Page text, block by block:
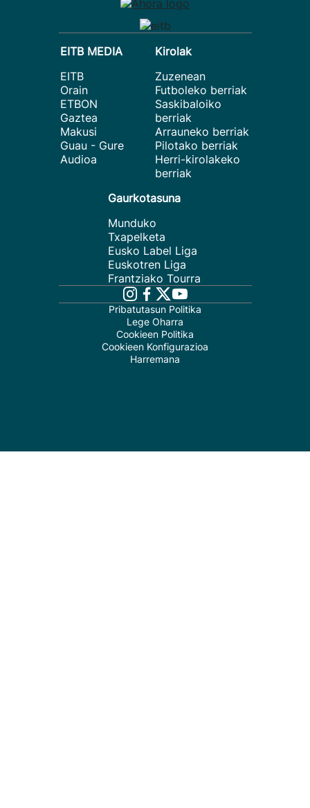
EITB MEDIA
EITB
Orain
ETBON
Gaztea
Makusi
Guau - Gure
Audioa
Kirolak
Zuzenean
Futboleko berriak
Saskibaloiko
berriak
Arrauneko berriak
Pilotako berriak
Herri-kirolakeko
berriak
Gaurkotasuna
Munduko
Txapelketa
Eusko Label Liga
Euskotren Liga
Frantziako Tourra
Pribatutasun Politika
Lege Oharra
Cookieen Politika
Cookieen Konfigurazioa
Harremana